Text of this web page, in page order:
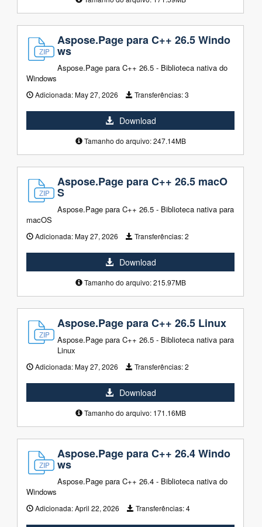
Aspose.Page para C++ 26.5 Windo
ws
Aspose.Page para C++ 26.5 - Biblioteca nativa do
Windows
Adicionada:May 27, 2026 Transferências:3
Download
Tamanho do arquivo: 247.14MB
Aspose.Page para C++ 26.5 macO
S
Aspose.Page para C++ 26.5 - Biblioteca nativa para
macOS
Adicionada:May 27, 2026 Transferências:2
Download
Tamanho do arquivo: 215.97MB
Aspose.Page para C++ 26.5 Linux
Aspose.Page para C++ 26.5 - Biblioteca nativa para
Linux
Adicionada:May 27, 2026 Transferências:2
Download
Tamanho do arquivo: 171.16MB
Aspose.Page para C++ 26.4 Windo
ws
Aspose.Page para C++ 26.4 - Biblioteca nativa do
Windows
Adicionada:April 22, 2026 Transferências:4